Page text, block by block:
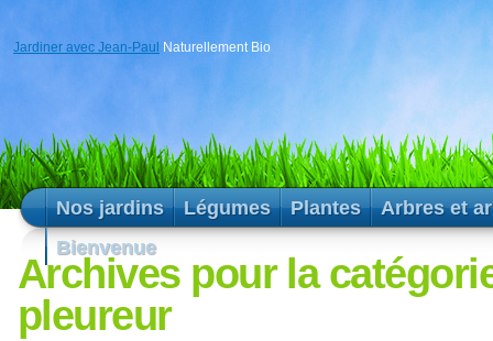
Jardiner avec Jean-Paul Naturellement Bio
Nos jardins Légumes Plantes
Arbres et
Bienvenue
Archives pour la
pleureur